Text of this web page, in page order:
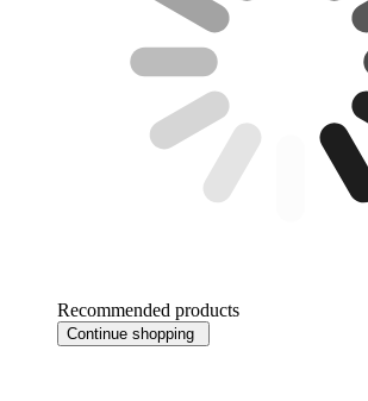
Recommended products
Continue shopping